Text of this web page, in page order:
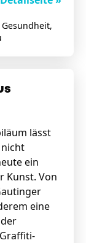
lässt
nicht
ein
Kunst. Von
eine